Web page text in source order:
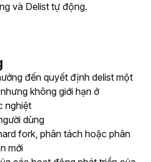
và Delist tự động.
đến quyết định delist một
không giới hạn ở
nghiệt
dùng
fork, phân tách hoặc phân
mới